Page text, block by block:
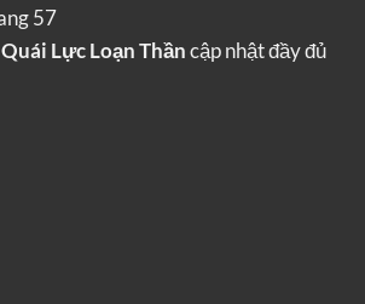
Quái Lực Loạn Thầncập nhật đầy đủ